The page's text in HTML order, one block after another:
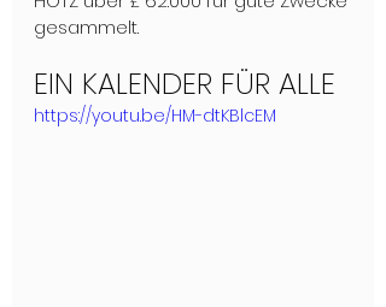
gesammelt.
EIN KALENDER FÜR ALLE
https://youtu.be/HM-dtKBlcEM